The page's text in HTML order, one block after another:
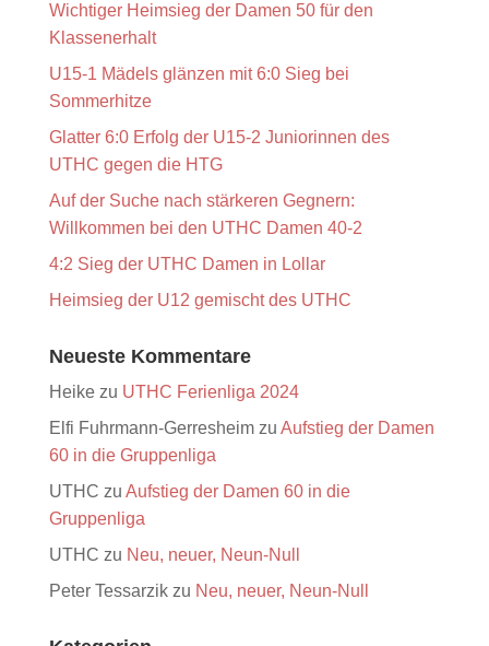
Wichtiger Heimsieg der Damen 50 für den
Klassenerhalt
U15-1 Mädels glänzen mit 6:0 Sieg bei
Sommerhitze
Glatter 6:0 Erfolg der U15-2 Juniorinnen des
UTHC gegen die HTG
Auf der Suche nach stärkeren Gegnern:
Willkommen bei den UTHC Damen 40-2
4:2 Sieg der UTHC Damen in Lollar
Heimsieg der U12 gemischt des UTHC
Neueste Kommentare
Heikezu UTHC Ferienliga 2024
Elfi Fuhrmann-Gerresheimzu Aufstieg der Damen
60 in die Gruppenliga
UTHC zu Aufstieg der Damen 60 in die
Gruppenliga
UTHC zu Neu, neuer, Neun-Null
Peter Tessarzikzu Neu, neuer, Neun-Null